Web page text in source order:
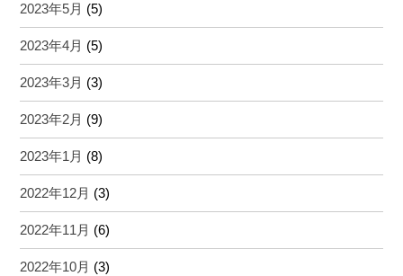
2023年5月 (5)
2023年4月 (5)
2023年3月 (3)
2023年2月 (9)
2023年1月 (8)
2022年12月 (3)
2022年11月 (6)
2022年10月 (3)